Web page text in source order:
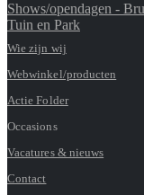
Shows/opendagen -
Tuin en Park
Wie zijn wij
Webwinkel/producten
Actie Folder
Occasions
Vacatures & nieuws
Contact